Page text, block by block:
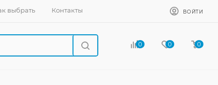
выбрать Контакты ВОЙТИ
0 0 0